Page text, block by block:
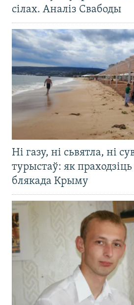
сілах. Аналіз Свабоды
Ні газу, ні сьвятла, ні
турыстаў: як
блякада Крыму